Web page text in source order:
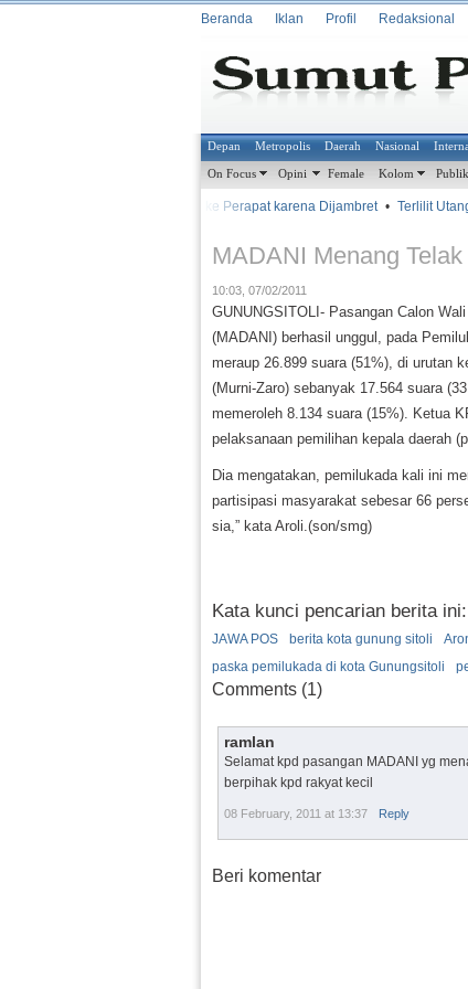
Beranda Iklan Profil Redaksional
Depan Metropolis Daerah Nasional
On Focus Opini Female Kolom
Batal ke Perapat karena Dijambret • Terlilit
MADANI Menang
10:03, 07/02/2011
GUNUNGSITOLI- Pasangan Calon
(MADANI) berhasil unggul, pada
meraup 26.899 suara (51%), di urutan
(Murni-Zaro) sebanyak 17.564 suara
memeroleh 8.134 suara (15%). Ketua
pelaksanaan pemilihan kepala daerah
Dia mengatakan, pemilukada kali ini
partisipasi masyarakat sebesar 66
sia,” kata Aroli.(son/smg)
Kata kunci pencarian berita ini:
JAWA POS berita kota gunung sitoli
paska pemilukada di kota Gunungsitoli
Comments (1)
ramlan
Selamat kpd pasangan MADANI yg
berpihak kpd rakyat kecil
08 February, 2011 at 13:37 Reply
Beri komentar